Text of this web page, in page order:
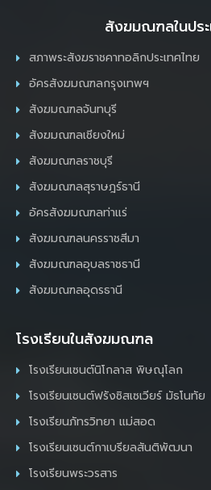
สังฆมณฑลในประ
สภาพระสังฆราชคาทอลิกประเทศไทย
อัครสังฆมณฑลกรุงเทพฯ
สังฆมณฑลจันทบุรี
สังฆมณฑลเชียงใหม่
สังฆมณฑลราชบุรี
สังฆมณฑลสุราษฎร์ธานี
อัครสังฆมณฑลท่าแร่
สังฆมณฑลนครราชสีมา
สังฆมณฑลอุบลราชธานี
สังฆมณฑลอุดรธานี
โรงเรียนในสังฆมณฑล
โรงเรียนเซนต์นิโกลาส พิษณุโลก
โรงเรียนเซนต์ฟรังซิสเซเวียร์ มัธโนทัย
โรงเรียนภัทรวิทยา แม่สอด
โรงเรียนเซนต์กาเบรียลสันติพัฒนา
โรงเรียนพระวรสาร